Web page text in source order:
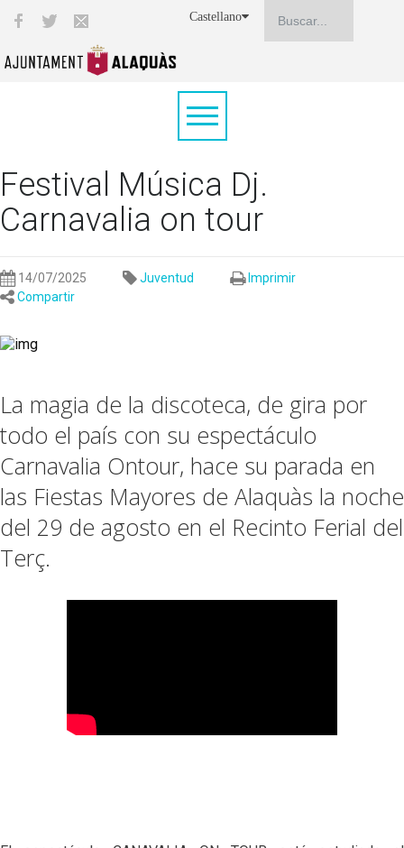
Castellano
Festival Música Dj.
Carnavalia on tour
14/07/2025 Juventud
Imprimir
Compartir
La magia de la discoteca, de gira por
todo el país con su espectáculo
Carnavalia Ontour, hace su parada en
las Fiestas Mayores de Alaquàs la noche
del 29 de agosto en el Recinto Ferial del
Terç.